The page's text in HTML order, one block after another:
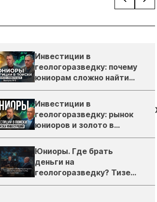
Инвестиции в
геологоразведку: почему
юниорам сложно найти
деньги
Инвестиции в
геологоразведку: рынок
юниоров и золото в
России
Юниоры. Где брать
деньги на
геологоразведку? Тизер
подкаста ЗиТ №1